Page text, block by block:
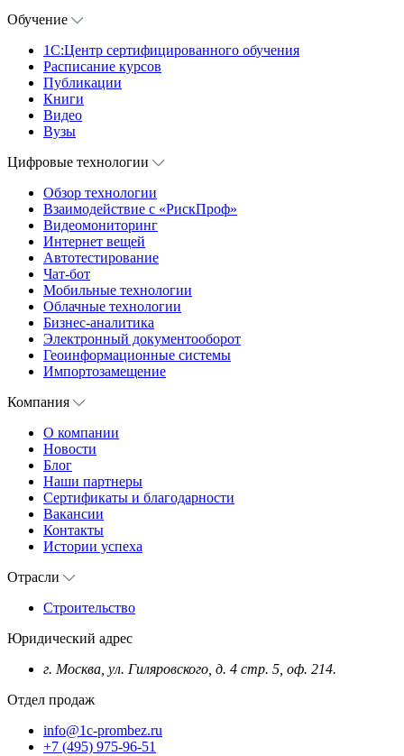
Обучение
1С:Центр сертифицированного обучения
Расписание курсов
Публикации
Книги
Видео
Вузы
Цифровые технологии
Обзор технологии
Взаимодействие с «РискПроф»
Видеомониторинг
Интернет вещей
Автотестирование
Чат-бот
Мобильные технологии
Облачные технологии
Бизнес-аналитика
Электронный документооборот
Геоинформационные системы
Импортозамещение
Компания
О компании
Новости
Блог
Наши партнеры
Сертификаты и благодарности
Вакансии
Контакты
Истории успеха
Отрасли
Строительство
Юридический адрес
г. Москва, ул. Гиляровского, д. 4 стр. 5, оф. 214.
Отдел продаж
info@1c-prombez.ru
+7 (495) 975-96-51